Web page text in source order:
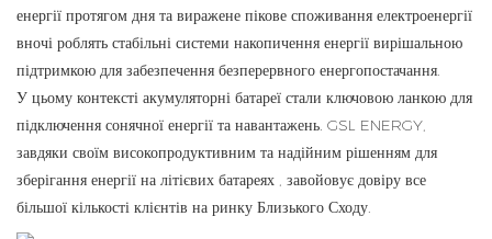
енергії протягом дня та виражене пікове споживання електроенергії
вночі роблять стабільні системи накопичення енергії вирішальною
підтримкою для забезпечення безперервного енергопостачання.
У цьому контексті акумуляторні батареї стали ключовою ланкою для
підключення сонячної енергії та навантажень. GSL ENERGY,
завдяки своїм високопродуктивним та надійним рішенням для
зберігання енергії на літієвих батареях , завойовує довіру все
більшої кількості клієнтів на ринку Близького Сходу.